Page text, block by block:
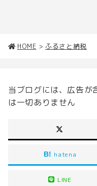
HOME > ふるさと納税
当ブログには、広告
は一切ありません
hatena
LINE